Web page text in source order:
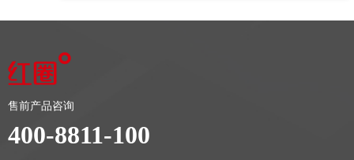
售前产品咨询
400-8811-100